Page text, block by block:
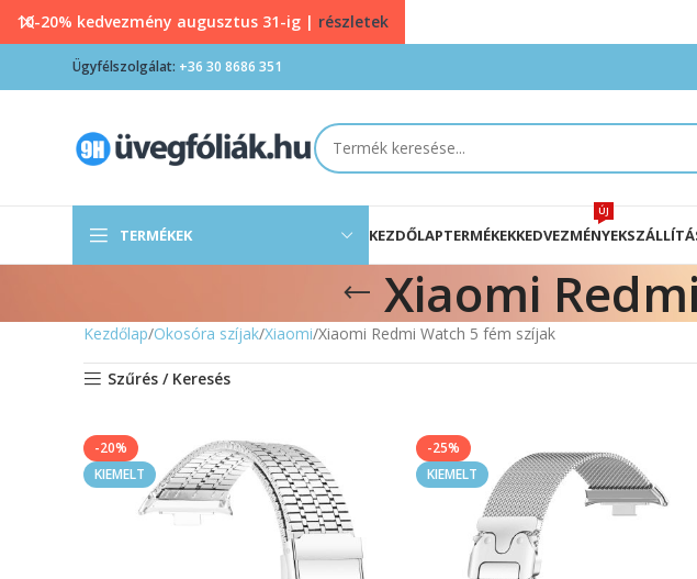
Ügyfélszolgálat: +36 30 8686 351
TERMÉKEK KEZDŐLAPTERMÉKEKKEDVEZMÉNYEK
ÚJ
Xiaomi
Kezdőlap Okosóra szíjak Xiaomi Xiaomi Redmi Watch 5 fém szíjak
Szűrés / Keresés
-20%
KIEMELT
-25%
KIEMELT
10-20% kedvezmény augusztus 31-ig | részletek